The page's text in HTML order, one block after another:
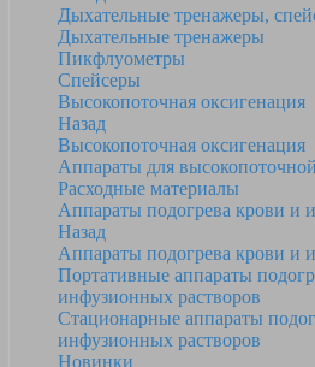
Дыхательные тренажеры,
Дыхательные тренажеры
Пикфлуометры
Спейсеры
Высокопоточная оксигенация
Назад
Высокопоточная оксигенация
Аппараты для
Расходные материалы
Аппараты подогрева крови и
Назад
Аппараты подогрева крови и
Портативные аппараты
инфузионных растворов
Стационарные аппараты
инфузионных растворов
Новинки